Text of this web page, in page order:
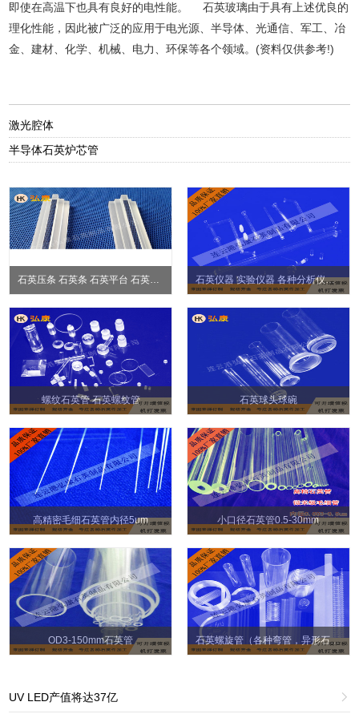
即使在高温下也具有良好的电性能。 石英玻璃由于具有上述优良的
理化性能，因此被广泛的应用于电光源、半导体、光通信、军工、冶
金、建材、化学、机械、电力、环保等各个领域。(资料仅供参考!)
激光腔体
半导体石英炉芯管
石英压条 石英条 石英平台 石英冶具 石英仪器 实验仪器 各种分析仪器石英件
螺纹石英管 石英螺纹管 石英球头球碗
高精密毛细石英管内径5um 小口径石英管0.5-30mm
OD3-150mm石英管 石英螺旋管（各种弯管，异形石英管）
UV LED产值将达37亿 